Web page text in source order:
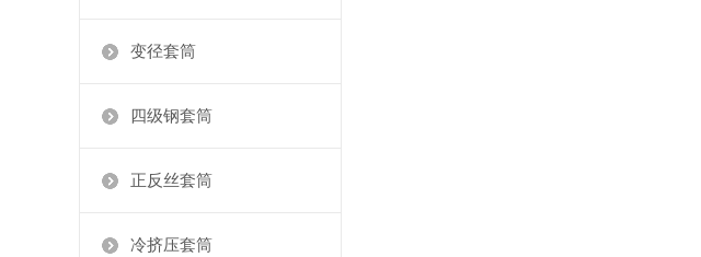
变径套筒
四级钢套筒
正反丝套筒
冷挤压套筒